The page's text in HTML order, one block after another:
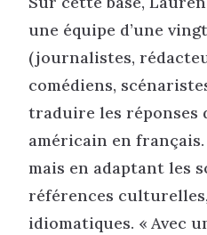
une équipe d’une
(journalistes,
comédiens,
traduire les réponses
américain en
mais en adaptant les
références
idiomatiques. « Avec